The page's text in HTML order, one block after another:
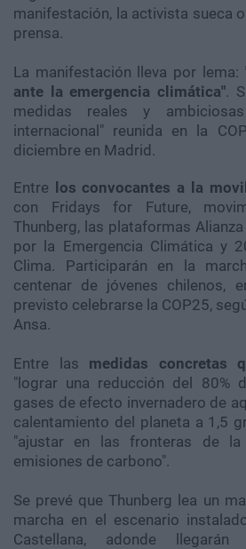
manifestación, la activista sueca
prensa.
La manifestación lleva por lema:
ante la emergencia climática".
medidas reales y
internacional" reunida en la
diciembre en Madrid.
Entre los convocantes a la
con Fridays for Future,
Thunberg, las plataformas
por la Emergencia Climática y
Clima. Participarán en la
centenar de jóvenes chilenos,
previsto celebrarse la COP25,
Ansa.
Entre las medidas concretas
"lograr una reducción del 80%
gases de efecto invernadero de
calentamiento del planeta a 1,5
"ajustar en las fronteras de la
emisiones de carbono".
Se prevé que Thunberg lea un
marcha en el escenario
Castellana, adonde llegarán